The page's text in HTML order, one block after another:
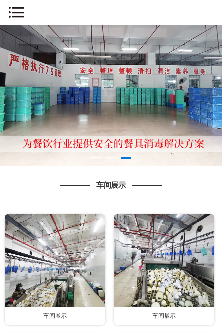
车间展示
车间展示 车间展示
网站首页
关于我们
新闻中心
车间展示
产品展示
联系我们